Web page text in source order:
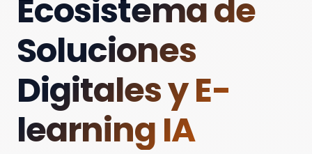
Ecosistema de
Soluciones
Digitales y E-
learning IA